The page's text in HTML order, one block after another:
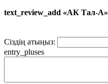
text_review_add «АК Тал-А»
Сіздің атыңыз:
entry_pluses